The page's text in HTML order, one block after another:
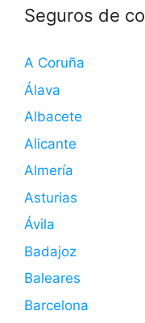
Seguros de
A Coruña
Álava
Albacete
Alicante
Almería
Asturias
Ávila
Badajoz
Baleares
Barcelona